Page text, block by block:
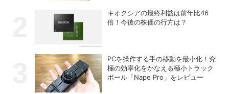
キオクシアの最終利益は前年比46
倍！今後の株価の行方は？
PCを操作する手の移動を最小化！究
極の効率化をかなえる極小トラック
ボール「Nape Pro」をレビュー